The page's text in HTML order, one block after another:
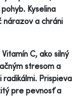
Kyselina
nárazov a chráni
C, ako silný
stresom a
radikálmi. Prispieva
pre pevnosť a